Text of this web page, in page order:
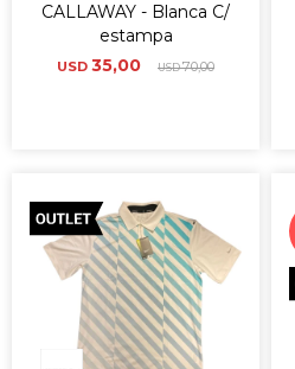
CALLAWAY - Blanca C/
estampa
USD 35,00 USD70,00